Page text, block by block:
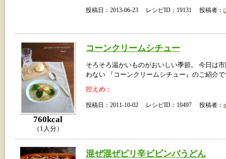
投稿日：2013-06-23 レシピID：19131 投稿者：
760kcal
（1人分）
コーンクリームシチュー
そろそろ温かいものがおいしい季節。 今日は
わない 『コーンクリームシチュー』のご紹介
控えめ：
投稿日：2011-10-02 レシピID：10497 投稿者：
混ぜ混ぜピリ辛ビビンバうどん